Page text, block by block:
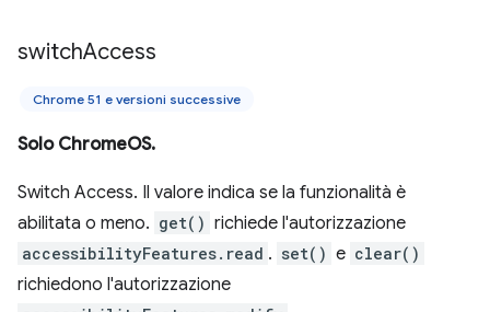
switchAccess
Chrome 51 e versioni successive
Solo ChromeOS.
Switch Access. Il valore indica se la funzionalità è
abilitata o meno. get() richiede l'autorizzazione
accessibilityFeatures.read . set() e clear()
richiedono l'autorizzazione